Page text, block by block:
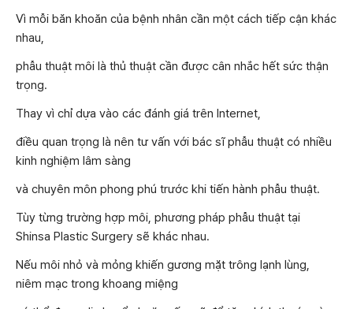
Vì mỗi băn khoăn của bệnh nhân cần một cách tiếp cận khác
nhau,
phẫu thuật môi là thủ thuật cần được cân nhắc hết sức thận
trọng.
Thay vì chỉ dựa vào các đánh giá trên Internet,
điều quan trọng là nên tư vấn với bác sĩ phẫu thuật có nhiều
kinh nghiệm lâm sàng
và chuyên môn phong phú trước khi tiến hành phẫu thuật.
Tùy từng trường hợp môi, phương pháp phẫu thuật tại
Shinsa Plastic Surgery sẽ khác nhau.
Nếu môi nhỏ và mỏng khiến gương mặt trông lạnh lùng,
niêm mạc trong khoang miệng